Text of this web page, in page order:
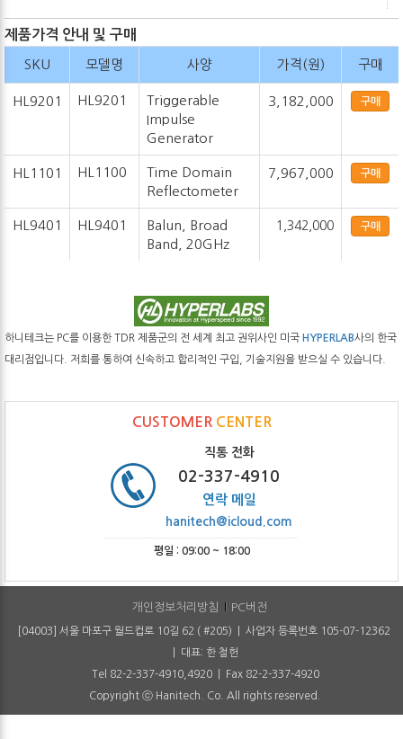
제품가격 안내 및 구매
SKU 모델명 사양 가격(원) 구매
HL9201 HL9201
Triggerable
Impulse
Generator
3,182,000 구매
HL1101 HL1100
Time Domain
Reflectometer
7,967,000 구매
HL9401 HL9401
Balun, Broad
Band, 20GHz
1,342,000 구매
하니테크는 PC를 이용한 TDR 제품군의 전 세계 최고 권위사인 미국 HYPERLAB사의 한국
대리점입니다. 저희를 통하여 신속하고 합리적인 구입, 기술지원을 받으실 수 있습니다.
CUSTOMER CENTER
직통 전화
02-337-4910
연락 메일
hanitech@icloud.com
평일 : 09:00 ~ 18:00
개인정보처리방침 PC버전
[04003] 서울 마포구 월드컵로 10길 62 ( #205) | 사업자 등록번호 105-07-12362
| 대표: 한 철헌
Tel 82-2-337-4910,4920 | Fax 82-2-337-4920
Copyright ⓒ Hanitech. Co. All rights reserved.